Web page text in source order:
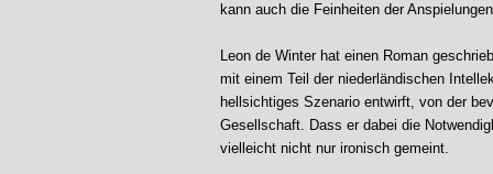
kann auch die Feinheiten der
Leon de Winter hat einen Roman
mit einem Teil der niederländischen
hellsichtiges Szenario entwirft, von der
Gesellschaft. Dass er dabei die
vielleicht nicht nur ironisch gemeint.